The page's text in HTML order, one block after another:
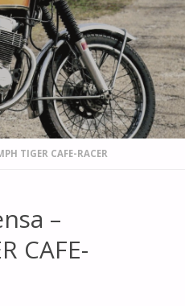
TIGER CAFE-RACER
–
CAFE-